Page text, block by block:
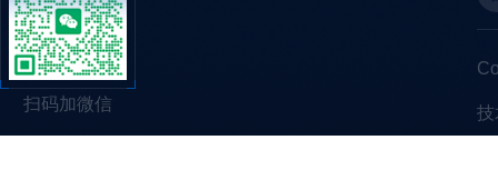
扫码加微信 技